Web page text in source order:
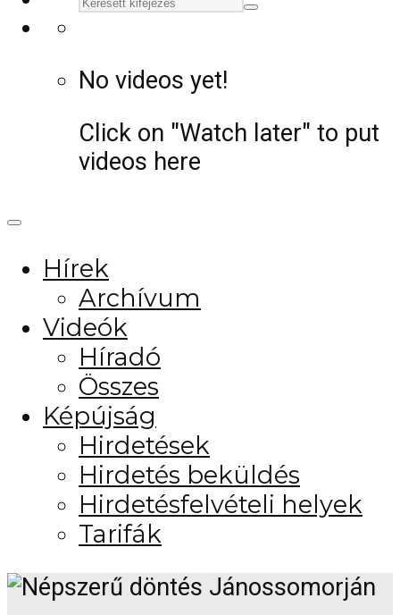
No videos yet!
Click on "Watch later" to put
videos here
Hírek
Archívum
Videók
Híradó
Összes
Képújság
Hirdetések
Hirdetés beküldés
Hirdetésfelvételi helyek
Tarifák